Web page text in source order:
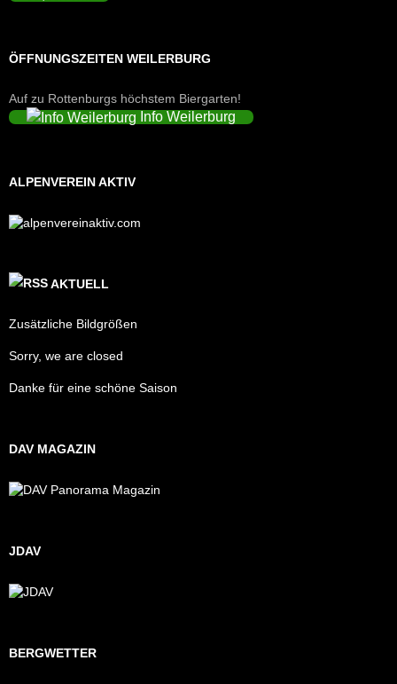
ÖFFNUNGSZEITEN WEILERBURG
Auf zu Rottenburgs höchstem Biergarten!
Info Weilerburg
ALPENVEREIN AKTIV
AKTUELL
Zusätzliche Bildgrößen
Sorry, we are closed
Danke für eine schöne Saison
DAV MAGAZIN
JDAV
BERGWETTER